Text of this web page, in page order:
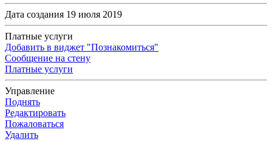
Дата создания 19 июля 2019
Платные услуги
Добавить в виджет "Познакомиться"
Сообщение на стену
Платные услуги
Управление
Поднять
Редактировать
Пожаловаться
Удалить